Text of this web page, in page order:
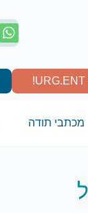
מכתבי תודה